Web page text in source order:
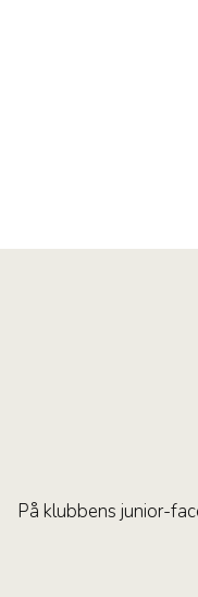
På klubbens junior-